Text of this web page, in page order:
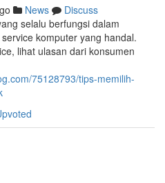
News
Discuss
selalu berfungsi dalam
komputer yang handal.
lihat ulasan dari konsumen
75128793/tips-memilih-